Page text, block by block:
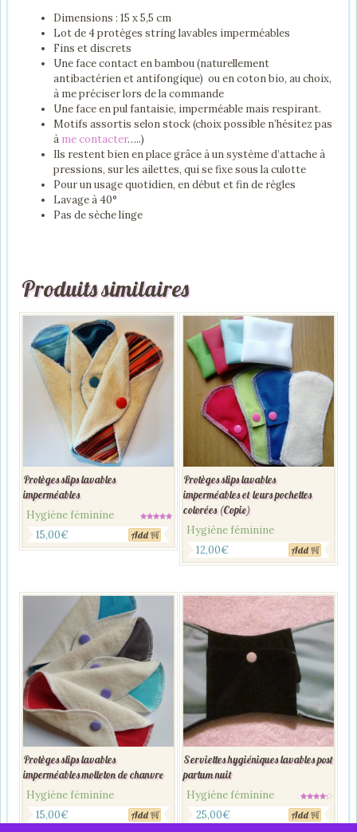
Dimensions : 15 x 5,5 cm
Lot de 4 protèges string lavables imperméables
Fins et discrets
Une face contact en bambou (naturellement
antibactérien et antifongique) ou en coton bio, au choix,
à me préciser lors de la commande
Une face en pul fantaisie, imperméable mais respirant.
Motifs assortis selon stock (choix possible n’hésitez pas
à me contacter…..)
Ils restent bien en place grâce à un système d’attache à
pressions, sur les ailettes, qui se fixe sous la culotte
Pour un usage quotidien, en début et fin de règles
Lavage à 40°
Pas de sèche linge
Produits similaires
Protèges slips lavables
imperméables
Hygiène féminine
5.00
sur 5
15,00€ Add
Protèges slips lavables
imperméables et leurs pochettes
colorées (Copie)
Hygiène féminine
12,00€ Add
Protèges slips lavables
imperméables molleton de chanvre
Hygiène féminine
15,00€ Add
Serviettes hygiéniques lavables post
partum nuit
Hygiène féminine
4.00
sur 5
25,00€ Add